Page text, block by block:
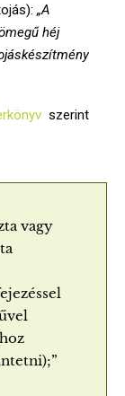
„A
héj
szerint
vagy